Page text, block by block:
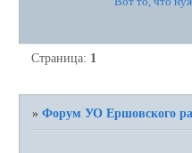
Страница: 1
»Форум УО Ершовского